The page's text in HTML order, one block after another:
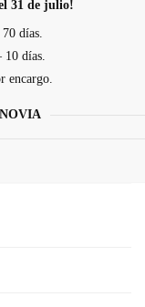
31 de julio!
días.
10 días.
encargo.